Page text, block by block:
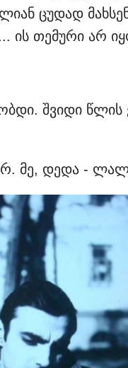
ცუდად
ის თემური არ
შვიდი წლის
მე, დედა -